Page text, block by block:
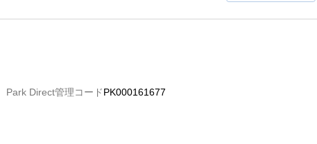
Park Direct管理コードPK000161677